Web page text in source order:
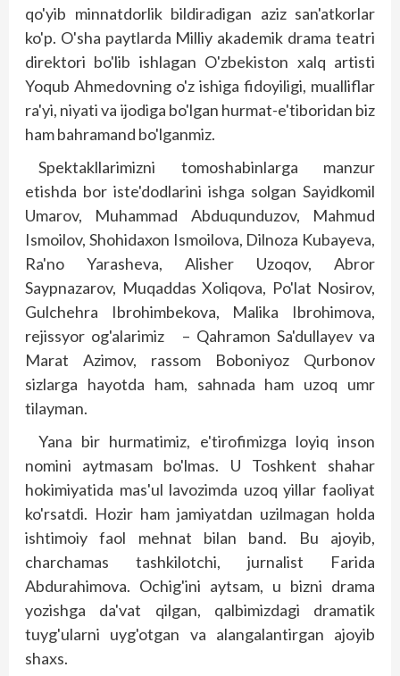
qo'yib minnatdorlik bildiradigan aziz san'atkorlar
ko'p. O'sha paytlarda Milliy akademik drama teatri
direktori bo'lib ishlagan O'zbekis­ton xalq artisti
Yoqub Ahmedovning o'z ishiga fidoyiligi, mualliflar
ra'yi, niyati va ijodiga bo'lgan hurmat-e'tiboridan biz
ham bahramand bo'lganmiz.
Spektakllarimizni tomoshabinlarga manzur
etishda bor iste'dodlarini ishga solgan Sayid­komil
Umarov, Muhammad Abduqunduzov, Mahmud
Ismoilov, Shohidaxon Ismoilova, Dilnoza Kubayeva,
Ra'no Yarasheva, Alisher Uzoqov, Abror
Saypnazarov, Muqaddas Xoliqova, Po'lat Nosirov,
Gulchehra Ibrohimbekova, Malika Ibrohimova,
rejissyor og'alarimiz – Qahramon Sa'dullayev va
Marat Azimov, rassom Boboniyoz Qurbonov
sizlarga hayotda ham, sahnada ham uzoq umr
tilayman.
Yana bir hurmatimiz, e'tirofimizga loyiq inson
nomini ayt­masam bo'lmas. U Toshkent shahar
hokimiyatida mas'ul lavozimda uzoq yillar faoliyat
ko'rsatdi. Hozir ham jamiyatdan uzilmagan holda
ishtimoiy faol mehnat bilan band. Bu ajoyib,
charchamas tashkilotchi, jurnalist Farida
Abdurahimova. Ochig'ini aytsam, u bizni drama
yozishga da'vat qilgan, qalbimizdagi dramatik
tuyg'ularni uyg'otgan va alangalantirgan ajoyib
shaxs.